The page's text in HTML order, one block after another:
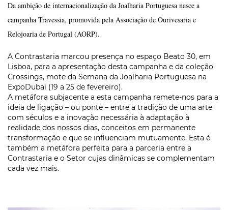
LOJA ONLINE
Da ambição de internacionalização da Joalharia Portuguesa nasce a
campanha Travessia, promovida pela Associação de Ourivesaria e
Relojoaria de Portugal (AORP).
A Contrastaria marcou presença no espaço Beato 30, em
Lisboa, para a apresentação desta campanha e da coleção
Crossings, mote da Semana da Joalharia Portuguesa na
ExpoDubai (19 a 25 de fevereiro).
A metáfora subjacente a esta campanha remete-nos para a
ideia de ligação – ou ponte – entre a tradição de uma arte
com séculos e a inovação necessária à adaptação à
realidade dos nossos dias, conceitos em permanente
transformação e que se influenciam mutuamente. Esta é
também a metáfora perfeita para a parceria entre a
Contrastaria e o Setor cujas dinâmicas se complementam
cada vez mais.